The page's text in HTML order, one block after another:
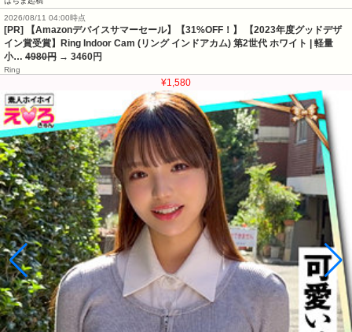
2026/08/11 04:00時点
[PR] 【Amazonデバイスサマーセール】【31%OFF！】 【2023年度グッドデザ
イン賞受賞】Ring Indoor Cam (リング インドアカム) 第2世代 ホワイト | 軽量
小… 4980円 → 3460円
Ring
¥1,580